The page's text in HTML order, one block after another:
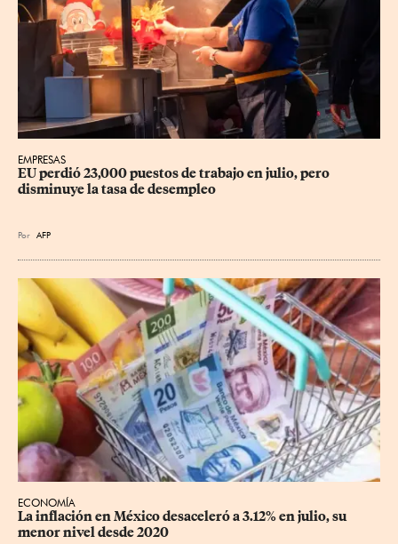
EMPRESAS
EU perdió 23,000 puestos de trabajo en julio, pero
disminuye la tasa de desempleo
Por AFP
ECONOMÍA
La inflación en México desaceleró a 3.12% en julio, su
menor nivel desde 2020